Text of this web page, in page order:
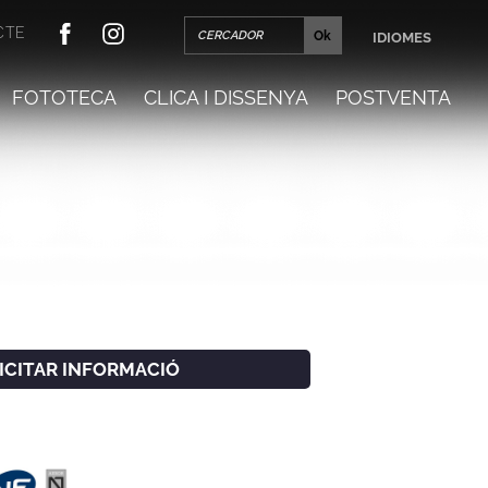
FOTOTECA CLICA I DISSENYA POSTVENTA
IDIOMES
INFORMACIÓ